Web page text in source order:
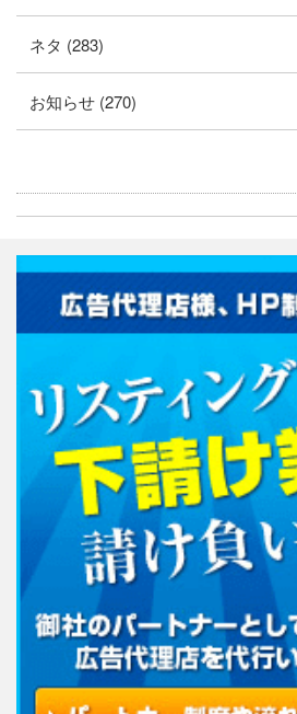
ネタ (283)
お知らせ (270)